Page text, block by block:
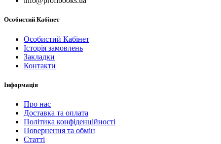
Особистий Кабінет
Особистий Кабінет
Історія замовлень
Закладки
Контакти
Інформація
Про нас
Доставка та оплата
Політика конфіденційності
Повернення та обмін
Статті